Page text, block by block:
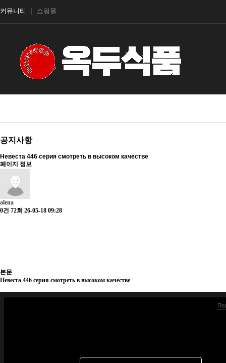
커뮤니티 쇼핑몰
공지사항
Невеста 446 серия смотреть в высоком качестве
페이지 정보
alena
0건 72회 26-05-18 09:28
본문
Невеста 446 серия смотреть в высоком качестве